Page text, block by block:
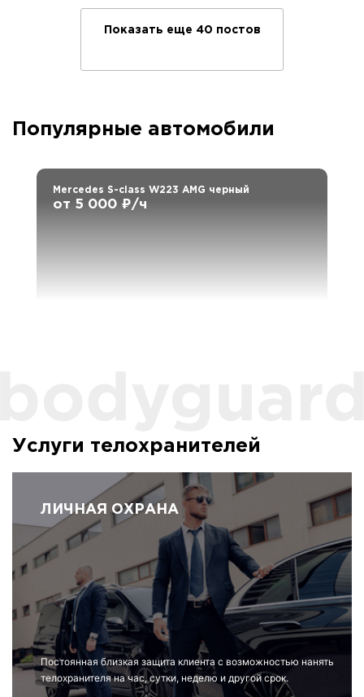
Показать еще 40 постов
Популярные автомобили
Mercedes S-class W223 AMG черный
от 5 000 ₽/ч
Услуги телохранителей
ЛИЧНАЯ ОХРАНА
Постоянная близкая защита клиента с возможностью нанять
телохранителя на час, сутки, неделю и другой срок.